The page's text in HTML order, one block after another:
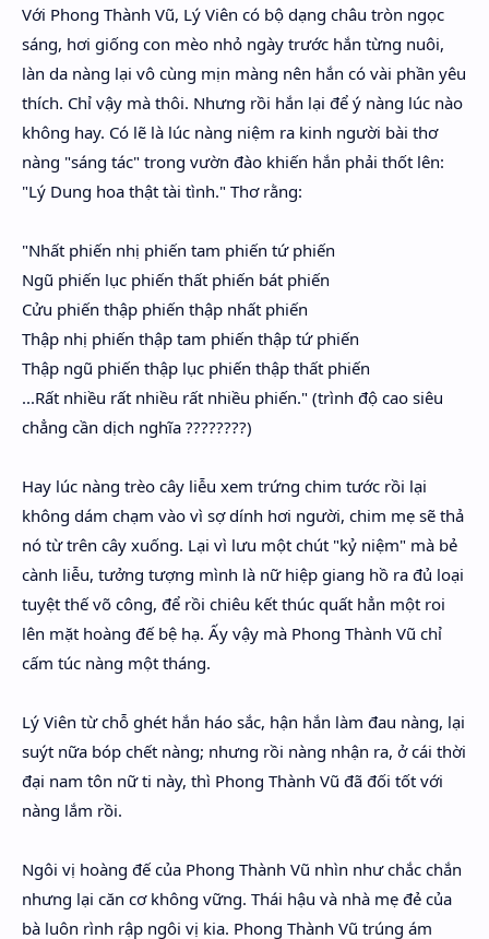
Với Phong Thành Vũ, Lý Viên có bộ dạng châu tròn ngọc
sáng, hơi giống con mèo nhỏ ngày trước hắn từng nuôi,
làn da nàng lại vô cùng mịn màng nên hắn có vài phần yêu
thích. Chỉ vậy mà thôi. Nhưng rồi hắn lại để ý nàng lúc nào
không hay. Có lẽ là lúc nàng niệm ra kinh người bài thơ
nàng "sáng tác" trong vườn đào khiến hắn phải thốt lên:
"Lý Dung hoa thật tài tình." Thơ rằng:
"Nhất phiến nhị phiến tam phiến tứ phiến
Ngũ phiến lục phiến thất phiến bát phiến
Cửu phiến thập phiến thập nhất phiến
Thập nhị phiến thập tam phiến thập tứ phiến
Thập ngũ phiến thập lục phiến thập thất phiến
...Rất nhiều rất nhiều rất nhiều phiến." (trình độ cao siêu
chẳng cần dịch nghĩa ????????)
Hay lúc nàng trèo cây liễu xem trứng chim tước rồi lại
không dám chạm vào vì sợ dính hơi người, chim mẹ sẽ thả
nó từ trên cây xuống. Lại vì lưu một chút "kỷ niệm" mà bẻ
cành liễu, tưởng tượng mình là nữ hiệp giang hồ ra đủ loại
tuyệt thế võ công, để rồi chiêu kết thúc quất hẳn một roi
lên mặt hoàng đế bệ hạ. Ấy vậy mà Phong Thành Vũ chỉ
cấm túc nàng một tháng.
Lý Viên từ chỗ ghét hắn háo sắc, hận hắn làm đau nàng, lại
suýt nữa bóp chết nàng; nhưng rồi nàng nhận ra, ở cái thời
đại nam tôn nữ ti này, thì Phong Thành Vũ đã đối tốt với
nàng lắm rồi.
Ngôi vị hoàng đế của Phong Thành Vũ nhìn như chắc chắn
nhưng lại căn cơ không vững. Thái hậu và nhà mẹ đẻ của
bà luôn rình rập ngôi vị kia. Phong Thành Vũ trúng ám